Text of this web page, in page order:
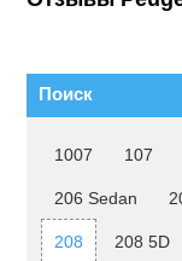
Поиск
1007 107
206 Sedan
208 208 5D